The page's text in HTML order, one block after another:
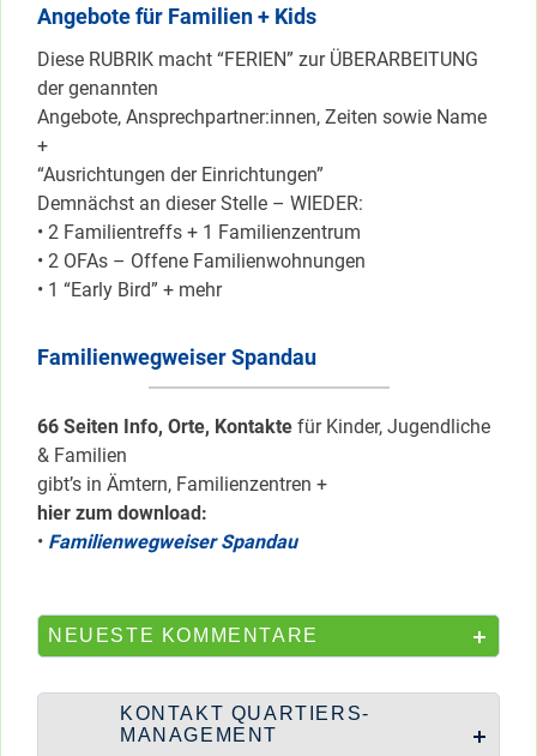
Angebote für Familien + Kids
Diese RUBRIK macht “FERIEN” zur ÜBERARBEITUNG
der genannten
Angebote, Ansprechpartner:innen, Zeiten sowie Name
+
“Ausrichtungen der Einrichtungen”
Demnächst an dieser Stelle – WIEDER:
• 2 Familientreffs + 1 Familienzentrum
• 2 OFAs – Offene Familienwohnungen
• 1 “Early Bird” + mehr
Familienwegweiser Spandau
66 Seiten Info, Orte, Kontakte für Kinder, Jugendliche
& Familien
gibt’s in Ämtern, Familienzentren +
hier zum download:
• Familienwegweiser Spandau
NEUESTE KOMMENTARE
KONTAKT QUARTIERS-
MANAGEMENT